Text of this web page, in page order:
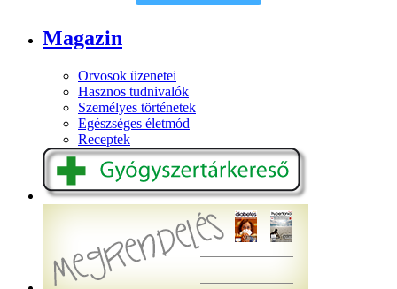
Magazin
Orvosok üzenetei
Hasznos tudnivalók
Személyes történetek
Egészséges életmód
Receptek